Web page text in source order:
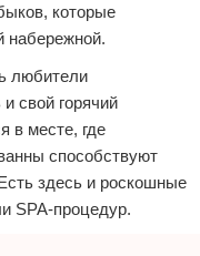
которые
набережной.
любители
свой горячий
в месте, где
способствуют
здесь и роскошные
SPA-процедур.